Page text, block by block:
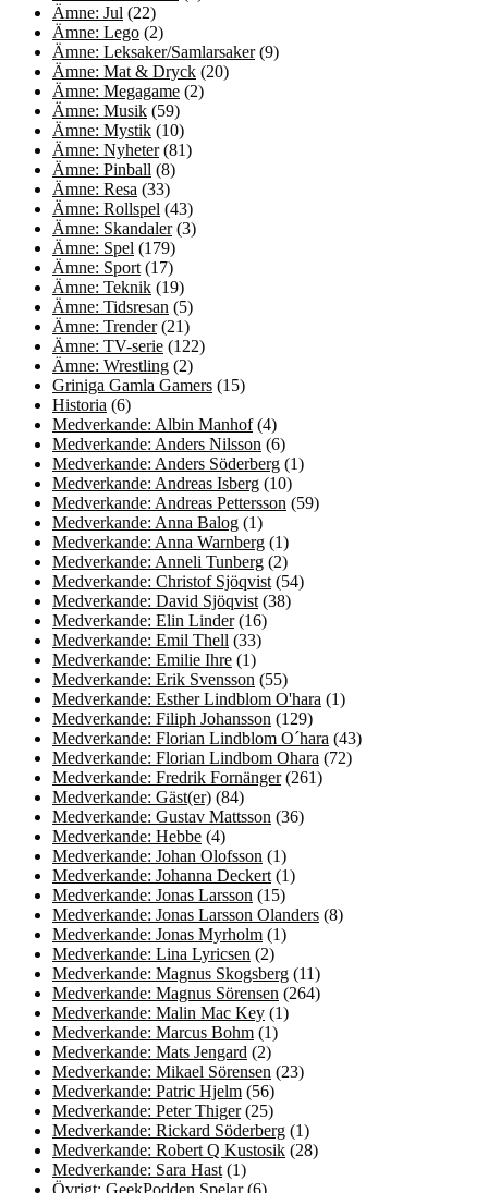
Ämne: Jul (22)
Ämne: Lego (2)
Ämne: Leksaker/Samlarsaker(9)
Ämne: Mat & Dryck (20)
Ämne: Megagame (2)
Ämne: Musik (59)
Ämne: Mystik (10)
Ämne: Nyheter(81)
Ämne: Pinball (8)
Ämne: Resa (33)
Ämne: Rollspel (43)
Ämne: Skandaler(3)
Ämne: Spel (179)
Ämne: Sport (17)
Ämne: Teknik (19)
Ämne: Tidsresan (5)
Ämne: Trender(21)
Ämne: TV-serie (122)
Ämne: Wrestling (2)
Griniga Gamla Gamers (15)
Historia (6)
Medverkande: Albin Manhof(4)
Medverkande: Anders Nilsson (6)
Medverkande: Anders Söderberg (1)
Medverkande: Andreas Isberg (10)
Medverkande: Andreas Pettersson (59)
Medverkande: Anna Balog (1)
Medverkande: Anna Warnberg (1)
Medverkande: Anneli Tunberg (2)
Medverkande: Christof Sjöqvist (54)
Medverkande: David Sjöqvist (38)
Medverkande: Elin Linder(16)
Medverkande: Emil Thell (33)
Medverkande: Emilie Ihre (1)
Medverkande: Erik Svensson (55)
Medverkande: Esther Lindblom O'hara (1)
Medverkande: Filiph Johansson (129)
Medverkande: Florian Lindblom O´hara (43)
Medverkande: Florian Lindbom Ohara (72)
Medverkande: Fredrik Fornänger(261)
Medverkande: Gäst(er) (84)
Medverkande: Gustav Mattsson (36)
Medverkande: Hebbe (4)
Medverkande: Johan Olofsson (1)
Medverkande: Johanna Deckert (1)
Medverkande: Jonas Larsson (15)
Medverkande: Jonas Larsson Olanders (8)
Medverkande: Jonas Myrholm (1)
Medverkande: Lina Lyricsen (2)
Medverkande: Magnus Skogsberg (11)
Medverkande: Magnus Sörensen (264)
Medverkande: Malin Mac Key (1)
Medverkande: Marcus Bohm (1)
Medverkande: Mats Jengard (2)
Medverkande: Mikael Sörensen (23)
Medverkande: Patric Hjelm (56)
Medverkande: Peter Thiger(25)
Medverkande: Rickard Söderberg (1)
Medverkande: Robert Q Kustosik (28)
Medverkande: Sara Hast (1)